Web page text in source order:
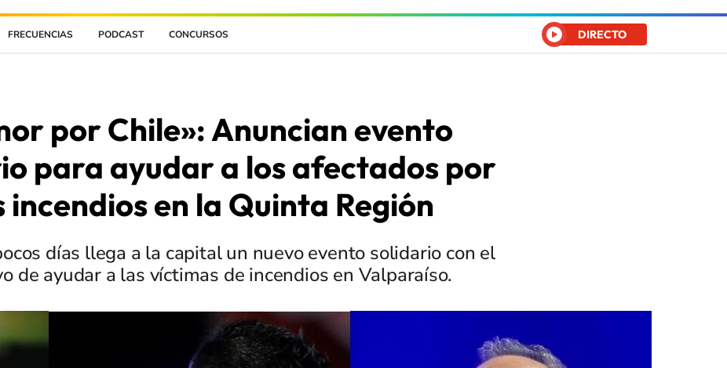
FRECUENCIAS PODCAST CONCURSOS DIRECTO
por Chile»: Anuncian evento
para ayudar a los afectados por
incendios en la Quinta Región
días llega a la capital un nuevo evento solidario con el
de ayudar a las víctimas de incendios en Valparaíso.